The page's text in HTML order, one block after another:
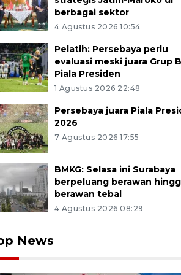
berbagai sektor
4 Agustus 2026 10:54
Pelatih: Persebaya perlu
evaluasi meski juara Grup B
Piala Presiden
1 Agustus 2026 22:48
Persebaya juara Piala
2026
7 Agustus 2026 17:55
BMKG: Selasa ini Surabaya
berpeluang berawan
berawan tebal
4 Agustus 2026 08:29
News